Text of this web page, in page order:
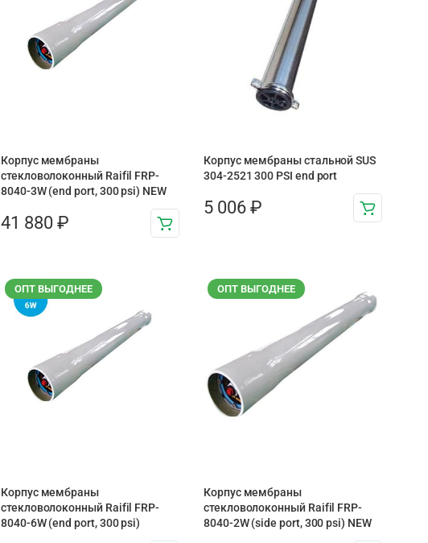
Корпус мембраны
стекловолоконный Raifil FRP-
8040-3W (end port, 300 psi) NEW
41 880 ₽
Корпус мембраны стальной SUS
304-2521 300 PSI end port
5 006 ₽
ОПТ ВЫГОДНЕЕ
Корпус мембраны
стекловолоконный Raifil FRP-
8040-6W (end port, 300 psi)
ОПТ ВЫГОДНЕЕ
Корпус мембраны
стекловолоконный Raifil FRP-
8040-2W (side port, 300 psi) NEW